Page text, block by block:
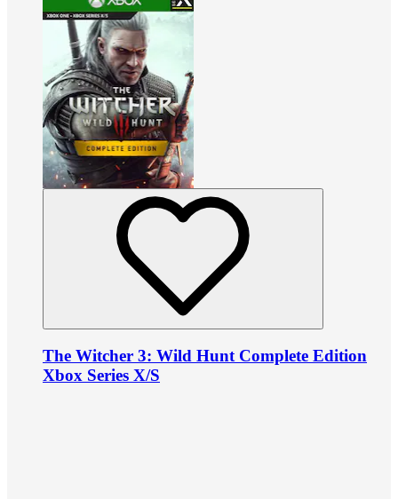
The Witcher 3: Wild Hunt Complete Edition
Xbox Series X/S